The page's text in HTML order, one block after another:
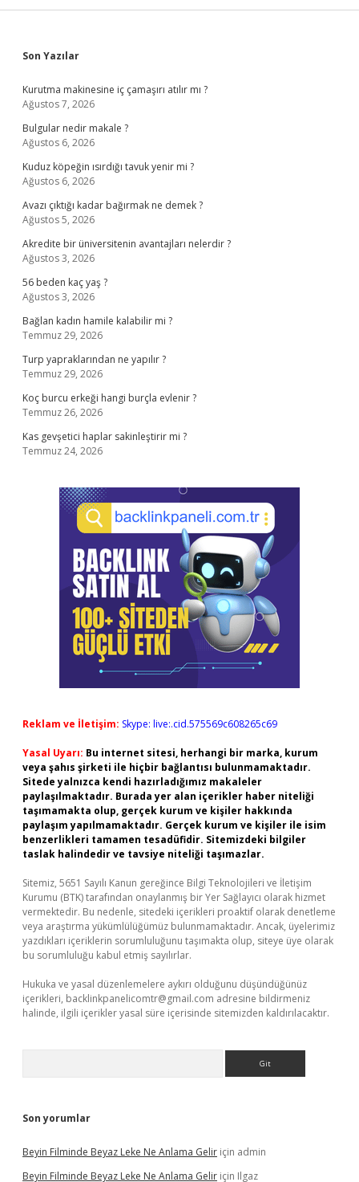
Sidebar
Son Yazılar
Kurutma makinesine iç çamaşırı atılır mı ?
Ağustos 7, 2026
Bulgular nedir makale ?
Ağustos 6, 2026
Kuduz köpeğin ısırdığı tavuk yenir mi ?
Ağustos 6, 2026
Avazı çıktığı kadar bağırmak ne demek ?
Ağustos 5, 2026
Akredite bir üniversitenin avantajları nelerdir ?
Ağustos 3, 2026
56 beden kaç yaş ?
Ağustos 3, 2026
Bağlan kadın hamile kalabilir mi ?
Temmuz 29, 2026
Turp yapraklarından ne yapılır ?
Temmuz 29, 2026
Koç burcu erkeği hangi burçla evlenir ?
Temmuz 26, 2026
Kas gevşetici haplar sakinleştirir mi ?
Temmuz 24, 2026
Reklam ve İletişim: Skype: live:.cid.575569c608265c69
Yasal Uyarı: Bu internet sitesi, herhangi bir marka, kurum
veya şahıs şirketi ile hiçbir bağlantısı bulunmamaktadır.
Sitede yalnızca kendi hazırladığımız makaleler
paylaşılmaktadır. Burada yer alan içerikler haber niteliği
taşımamakta olup, gerçek kurum ve kişiler hakkında
paylaşım yapılmamaktadır. Gerçek kurum ve kişiler ile isim
benzerlikleri tamamen tesadüfidir. Sitemizdeki bilgiler
taslak halindedir ve tavsiye niteliği taşımazlar.
Sitemiz, 5651 Sayılı Kanun gereğince Bilgi Teknolojileri ve İletişim
Kurumu (BTK) tarafından onaylanmış bir Yer Sağlayıcı olarak hizmet
vermektedir. Bu nedenle, sitedeki içerikleri proaktif olarak denetleme
veya araştırma yükümlülüğümüz bulunmamaktadır. Ancak, üyelerimiz
yazdıkları içeriklerin sorumluluğunu taşımakta olup, siteye üye olarak
bu sorumluluğu kabul etmiş sayılırlar.
Hukuka ve yasal düzenlemelere aykırı olduğunu düşündüğünüz
içerikleri, backlinkpanelicomtr@gmail.com adresine bildirmeniz
halinde, ilgili içerikler yasal süre içerisinde sitemizden kaldırılacaktır.
Son yorumlar
Beyin Filminde Beyaz Leke Ne Anlama Gelir için admin
Beyin Filminde Beyaz Leke Ne Anlama Gelir için Ilgaz